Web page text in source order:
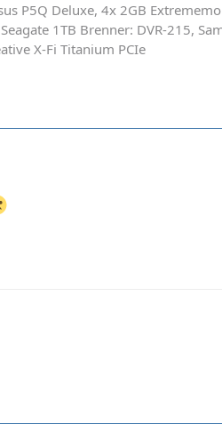
P5Q Deluxe, 4x 2GB
1TB Brenner: DVR-215,
X-Fi Titanium PCIe